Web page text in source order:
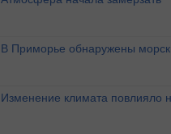
В Приморье обнаружены
Изменение климата повлияло